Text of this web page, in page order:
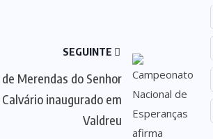
SEGUINTE
Merendas do Senhor
Calvário inaugurado em
Valdreu